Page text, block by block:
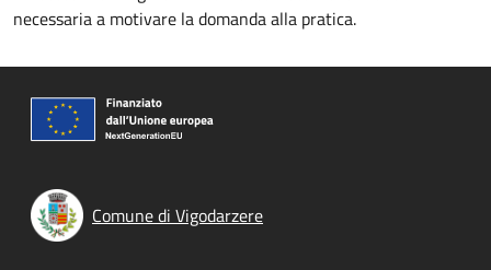
necessaria a motivare la domanda alla pratica.
Comune di Vigodarzere